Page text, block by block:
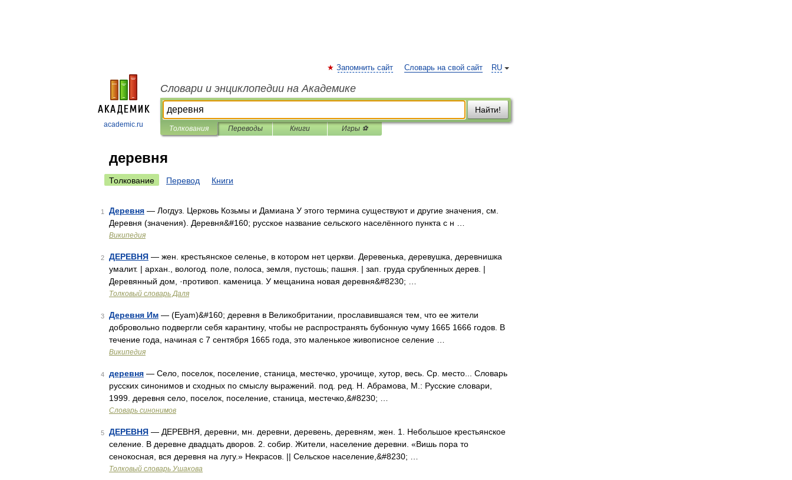
academic.ru
RU
Запомнить сайт Словарь на свой сайт
Словари и энциклопедии на Академике
Найти!
Толкования Переводы Книги Игры ⚽
деревня
Толкование Перевод Книги
1 Деревня — Логдуз. Церковь Козьмы и Дамиана У этого термина существуют и другие значения, см.
Деревня (значения). Деревня&#160; русское название сельского населённого пункта с н …
Википедия
2 ДЕРЕВНЯ — жен. крестьянское селенье, в котором нет церкви. Деревенька, деревушка, деревнишка
умалит. | архан., вологод. поле, полоса, земля, пустошь; пашня. | зап. груда срубленных дерев. |
Деревянный дом, ·противоп. каменица. У мещанина новая деревня&#8230; …
Толковый словарь Даля
3 Деревня Им — (Eyam)&#160; деревня в Великобритании, прославившаяся тем, что ее жители
добровольно подвергли себя карантину, чтобы не распространять бубонную чуму 1665 1666 годов. В
течение года, начиная с 7 сентября 1665 года, это маленькое живописное селение …
Википедия
4 деревня — Село, поселок, поселение, станица, местечко, урочище, хутор, весь. Ср. место... Словарь
русских синонимов и сходных по смыслу выражений. под. ред. Н. Абрамова, М.: Русские словари,
1999. деревня село, поселок, поселение, станица, местечко,&#8230; …
Словарь синонимов
5 ДЕРЕВНЯ — ДЕРЕВНЯ, деревни, мн. деревни, деревень, деревням, жен. 1. Небольшое крестьянское
селение. В деревне двадцать дворов. 2. собир. Жители, население деревни. «Вишь пора то
сенокосная, вся деревня на лугу.» Некрасов. || Сельское население,&#8230; …
Толковый словарь Ушакова